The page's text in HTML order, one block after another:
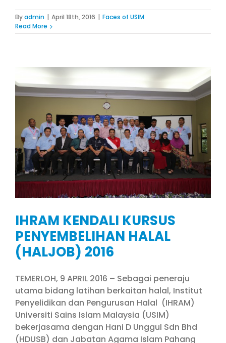
Byadmin | April 18th, 2016 | Faces of USIM
Read More
IHRAM KENDALI KURSUS
PENYEMBELIHAN HALAL
(HALJOB) 2016
TEMERLOH, 9 APRIL 2016 – Sebagai peneraju
utama bidang latihan berkaitan halal, Institut
Penyelidikan dan Pengurusan Halal (IHRAM)
Universiti Sains Islam Malaysia (USIM)
bekerjasama dengan Hani D Unggul Sdn Bhd
(HDUSB) dan Jabatan Agama Islam Pahang